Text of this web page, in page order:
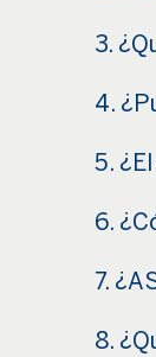
3.
4.
5.
6.
7.
8.